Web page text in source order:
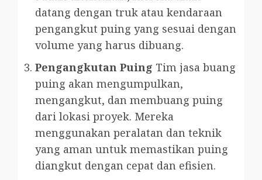
datang dengan truk atau kendaraan
pengangkut puing yang sesuai dengan
volume yang harus dibuang.
Pengangkutan Puing Tim jasa buang
puing akan mengumpulkan,
mengangkut, dan membuang puing
dari lokasi proyek. Mereka
menggunakan peralatan dan teknik
yang aman untuk memastikan puing
diangkut dengan cepat dan efisien.